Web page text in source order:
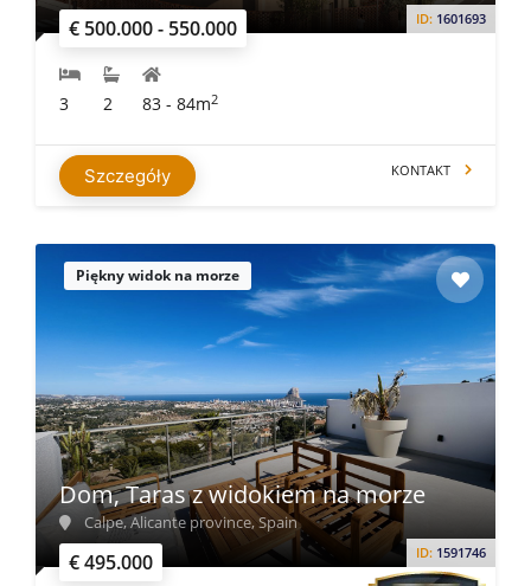
€ 500.000 - 550.000 ID: 1601693
3 2 83 - 84m2
Szczegóły KONTAKT
Piękny widok na morze
€ 495.000 ID: 1591746
Dom, Taras z widokiem na morze
Calpe, Alicante province, Spain